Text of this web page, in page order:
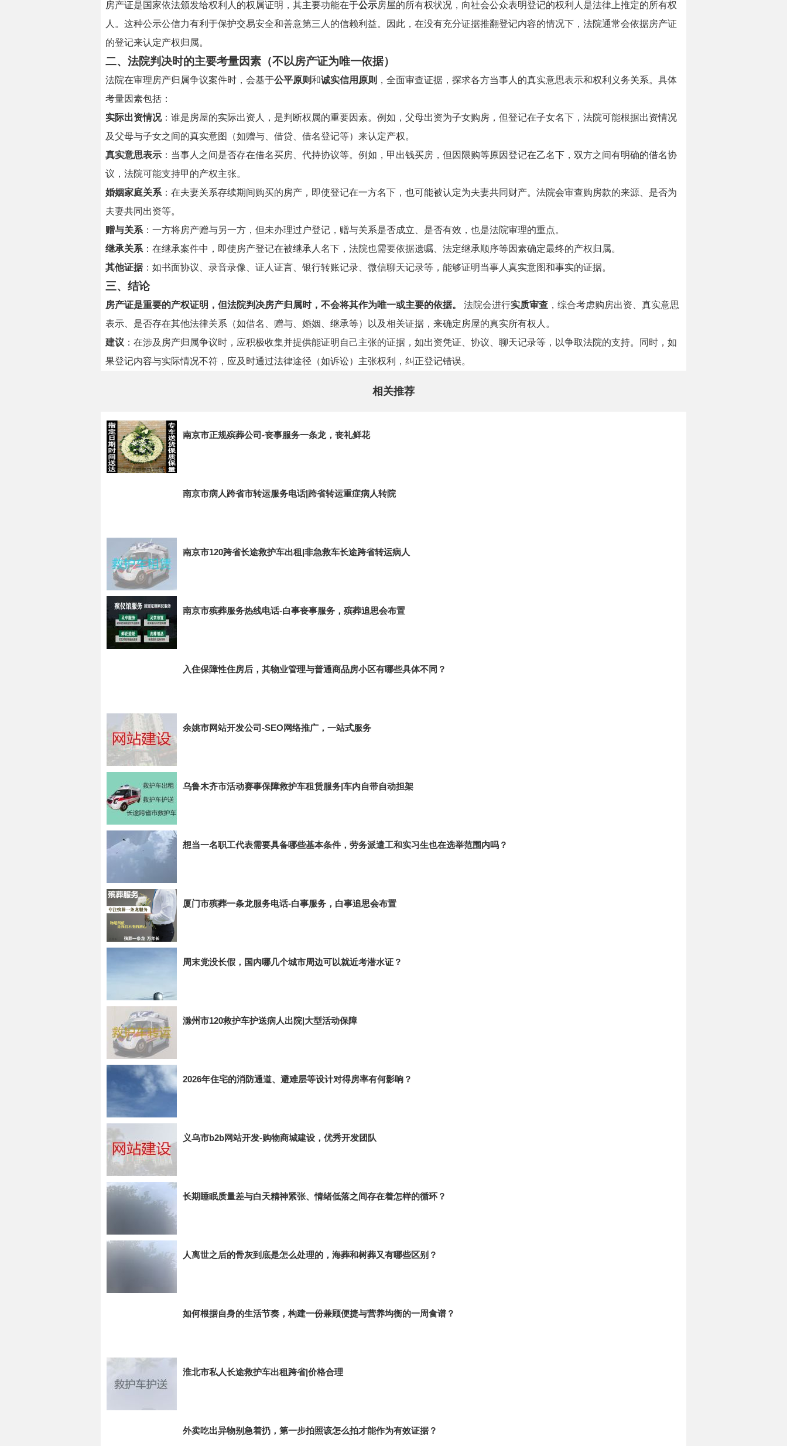
房产证是国家依法颁发给权利人的权属证明，其主要功能在于公示房屋的所有权状况，向社会公众表明登记的权利人是法律上推定的所有权
人。这种公示公信力有利于保护交易安全和善意第三人的信赖利益。因此，在没有充分证据推翻登记内容的情况下，法院通常会依据房产证
的登记来认定产权归属。
二、法院判决时的主要考量因素（不以房产证为唯一依据）
法院在审理房产归属争议案件时，会基于公平原则和诚实信用原则 ，全面审查证据，探求各方当事人的真实意思表示和权利义务关系。具体
考量因素包括：
实际出资情况：谁是房屋的实际出资人，是判断权属的重要因素。例如，父母出资为子女购房，但登记在子女名下，法院可能根据出资情况
及父母与子女之间的真实意图（如赠与、借贷、借名登记等）来认定产权。
真实意思表示 ：当事人之间是否存在借名买房、代持协议等。例如，甲出钱买房，但因限购等原因登记在乙名下，双方之间有明确的借名协
议，法院可能支持甲的产权主张。
婚姻家庭关系 ：在夫妻关系存续期间购买的房产，即使登记在一方名下，也可能被认定为夫妻共同财产。法院会审查购房款的来源、是否为
夫妻共同出资等。
赠与关系 ：一方将房产赠与另一方，但未办理过户登记，赠与关系是否成立、是否有效，也是法院审理的重点。
继承关系 ：在继承案件中，即使房产登记在被继承人名下，法院也需要依据遗嘱、法定继承顺序等因素确定最终的产权归属。
其他证据：如书面协议、录音录像、证人证言、银行转账记录、微信聊天记录等，能够证明当事人真实意图和事实的证据。
三、结论
房产证是重要的产权证明，但法院判决房产归属时，不会将其作为唯一或主要的依据。 法院会进行实质审查 ，综合考虑购房出资、真实意思
表示、是否存在其他法律关系（如借名、赠与、婚姻、继承等）以及相关证据，来确定房屋的真实所有权人。
建议 ：在涉及房产归属争议时，应积极收集并提供能证明自己主张的证据，如出资凭证、协议、聊天记录等，以争取法院的支持。同时，如
果登记内容与实际情况不符，应及时通过法律途径（如诉讼）主张权利，纠正登记错误。
相关推荐
南京市正规殡葬公司-丧事服务一条龙，丧礼鲜花
南京市病人跨省市转运服务电话|跨省转运重症病人转院
南京市120跨省长途救护车出租|非急救车长途跨省转运病人
南京市殡葬服务热线电话-白事丧事服务，殡葬追思会布置
入住保障性住房后，其物业管理与普通商品房小区有哪些具体不同？
余姚市网站开发公司-SEO网络推广，一站式服务
乌鲁木齐市活动赛事保障救护车租赁服务|车内自带自动担架
想当一名职工代表需要具备哪些基本条件，劳务派遣工和实习生也在选举范围内吗？
厦门市殡葬一条龙服务电话-白事服务，白事追思会布置
周末党没长假，国内哪几个城市周边可以就近考潜水证？
滁州市120救护车护送病人出院|大型活动保障
2026年住宅的消防通道、避难层等设计对得房率有何影响？
义乌市b2b网站开发-购物商城建设，优秀开发团队
长期睡眠质量差与白天精神紧张、情绪低落之间存在着怎样的循环？
人离世之后的骨灰到底是怎么处理的，海葬和树葬又有哪些区别？
如何根据自身的生活节奏，构建一份兼顾便捷与营养均衡的一周食谱？
淮北市私人长途救护车出租跨省|价格合理
外卖吃出异物别急着扔，第一步拍照该怎么拍才能作为有效证据？